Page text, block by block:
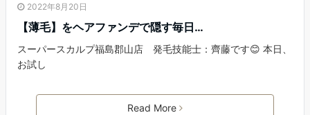
2022年8月20日
【薄毛】をヘアファンデで隠す毎日…
スーパースカルプ福島郡山店 発毛技能士：齊藤です😊 本日、
お試し
Read More